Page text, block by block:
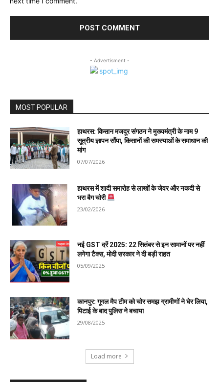
- Advertisment -
MOST POPULAR
हाथरस: किसान मजदूर संगठन ने मुख्यमंत्री के नाम 9
सूत्रीय ज्ञापन सौंपा, किसानों की समस्याओं के समाधान की
मांग
07/07/2026
हाथरस में शादी समारोह से लाखों के जेवर और नकदी से
भरा बैग चोरी
23/02/2026
नई GST दरें 2025: 22 सितंबर से इन सामानों पर नहीं
लगेगा टैक्स, मोदी सरकार ने दी बड़ी राहत
05/09/2025
कानपुर: गूगल मैप टीम को चोर समझ ग्रामीणों ने घेर लिया,
पिटाई के बाद पुलिस ने बचाया
29/08/2025
Load more